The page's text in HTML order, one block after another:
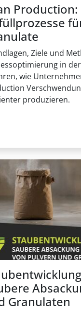
Production:
Ziele und
in
wie
produzieren.
Granulaten